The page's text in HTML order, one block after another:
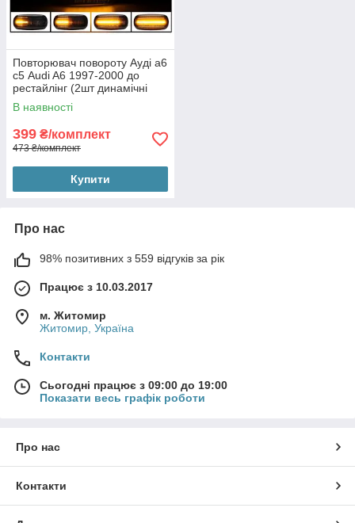
Повторювач повороту Ауді а6
с5 Audi A6 1997-2000 до
рестайлінг (2шт динамічні
чорні ЛЕД)
В наявності
399 ₴/комплект
473 ₴/комплект
Купити
Про нас
98% позитивних з 559 відгуків за рік
Працює з 10.03.2017
м. Житомир
Житомир, Україна
Контакти
Сьогодні працює з 09:00 до 19:00
Показати весь графік роботи
Про нас
Контакти